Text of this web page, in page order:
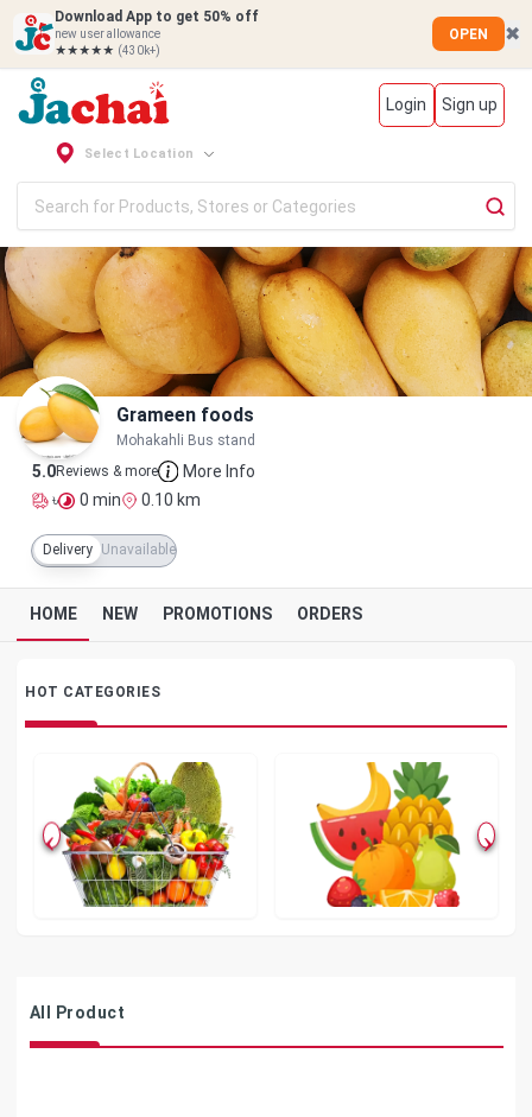
Download App to get 50% off
new user allowance
★★★★★ (430k+)
OPEN ✖
Login Sign up
Select Location
Grameen foods
Mohakahli Bus stand
5.0Reviews & more
More Info
৳
0 min 0.10 km
Delivery Unavailable
HOME NEW PROMOTIONS ORDERS
HOT CATEGORIES
All Product